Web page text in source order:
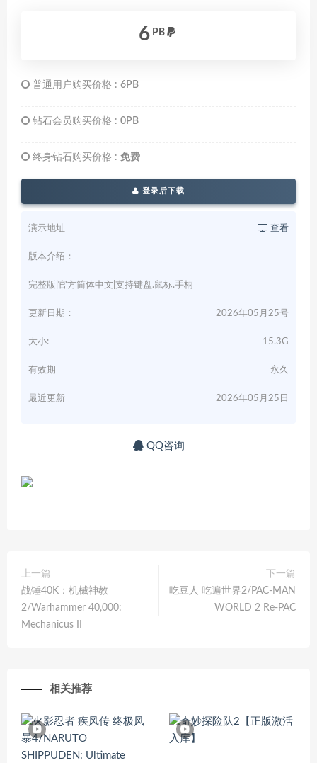
6 PB
普通用户购买价格 : 6PB
钻石会员购买价格 : 0PB
终身钻石购买价格 : 免费
登录后下载
演示地址 查看
版本介绍：
完整版|官方简体中文|支持键盘.鼠标.手柄
更新日期： 2026年05月25号
大小: 15.3G
有效期 永久
最近更新 2026年05月25日
QQ咨询
上一篇
战锤40K：机械神教
2/Warhammer 40,000:
Mechanicus II
下一篇
吃豆人 吃遍世界2/PAC-MAN
WORLD 2 Re-PAC
相关推荐